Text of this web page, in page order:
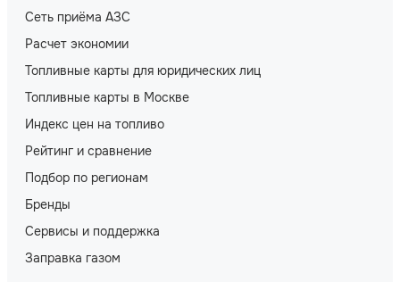
Сеть приёма АЗС
Расчет экономии
Топливные карты для юридических лиц
Топливные карты в Москве
Индекс цен на топливо
Рейтинг и сравнение
Подбор по регионам
Бренды
Сервисы и поддержка
Заправка газом